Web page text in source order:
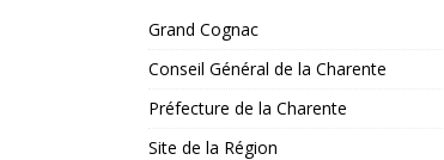
Grand Cognac
Conseil Général de la Charente
Préfecture de la Charente
Site de la Région